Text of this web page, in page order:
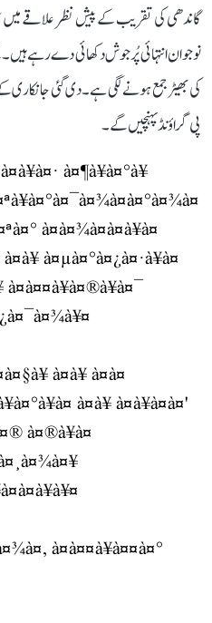
گاندھی کی تقریب کے پیش نظر علاقے میں
نوجوان انتہائی پُرجوش دکھائی دے رہے ہیں۔
پی گراؤنڈ پہنچیں گے۔
à¤¶à¥à¤°à¥
à¤à¤¾à¤à¤à¥à¤
à¤µà¤°à¤¿à¤·à¥à¤
à¤à¥ à¤à¤
à¤à¥ à¤à¥à¤à¤'
à¤®à¥à¤
à¤¸à¤¾à¤¥
à¤à¤¤à¥à¤¤à¤°